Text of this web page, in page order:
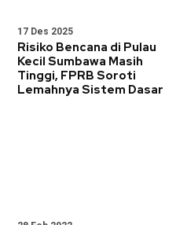
17 Des 2025
Risiko Bencana di Pulau
Kecil Sumbawa Masih
Tinggi, FPRB Soroti
Lemahnya Sistem Dasar